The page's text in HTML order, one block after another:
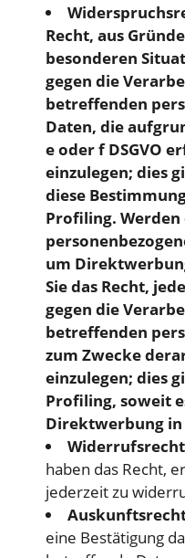
Recht, aus
besonderen
gegen die
betreffenden
Daten, die
e oder f DSGVO
einzulegen; dies
diese
Profiling.
um
Sie das Recht,
gegen die
betreffenden
zum Zwecke
einzulegen; dies
Profiling, soweit
Direktwerbung
haben das Recht,
jederzeit zu
eine Bestätigung